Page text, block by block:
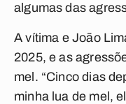
algumas das
A vítima e João
2025, e as
mel. “Cinco dias
minha lua de mel,